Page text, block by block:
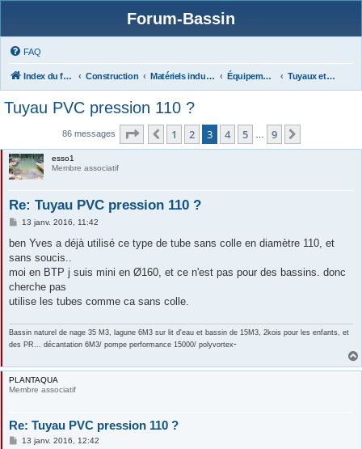
Forum-Bassin
FAQ
Index du forum Construction Matériels industriels Équipements (filtres, matériels, protections...), Tuyaux et raccords, Bondes de fond...
Tuyau PVC pression 110 ?
86 messages Page sur9
Précédente
1 2 3 4 5 9
esso1
Membre associatif
Re: Tuyau PVC pression 110 ?
M
s
a
g
13 janv. 2016, 11:42
ben Yves a déjà utilisé ce type de tube sans colle en diamètre 110, et
sans soucis..
moi en BTP j suis mini en Ø160, et ce n'est pas pour des bassins. donc
cherche pas
utilise les tubes comme ca sans colle.
Bassin naturel de nage 35 M3, lagune 6M3 sur lit d'eau et bassin de 15M3, 2kois pour les enfants, et
des PR... décantation 6M3/ pompe performance 15000/ polyvortex-
PLANTAQUA
Membre associatif
Re: Tuyau PVC pression 110 ?
M
13 janv. 2016, 12:42